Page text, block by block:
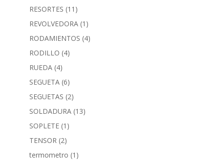
RESORTES (11)
REVOLVEDORA (1)
RODAMIENTOS (4)
RODILLO (4)
RUEDA (4)
SEGUETA (6)
SEGUETAS (2)
SOLDADURA (13)
SOPLETE (1)
TENSOR (2)
termometro (1)